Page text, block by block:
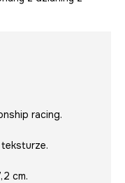
racing.
cm.